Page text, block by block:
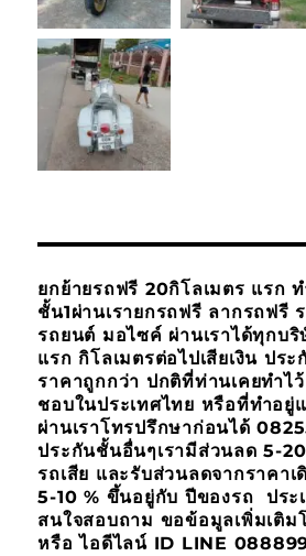
ยกย้ายรถฟรี 20กิโลเมตร แรก
ชั้น1ผ่านเรายกรถฟรี ลากรถฟรี
รถยนต์ มอไซค์ ผ่านเราได้ทุกบ
แรก กิโลเมตรต่อไปเสียเงิน ปร
ราคาถูกกว่า ปกติที่ท่านเคยทำไ
ชอบในประเทศไทย หรือที่ทำอยู่
ผ่านเราโทรปรึกษาก่อนได้
ประกันชั้นอื่นๆเรามีส่วนลด 5-
รถเสีย และรับส่วนลดจากราคา
5-10 % ขึ้นอยู่กับ ปีของรถ ประ
สนใจสอบถาม ขอข้อมูลเพิ่มเติม
หรือ ไอดีไลน์ ID LINE